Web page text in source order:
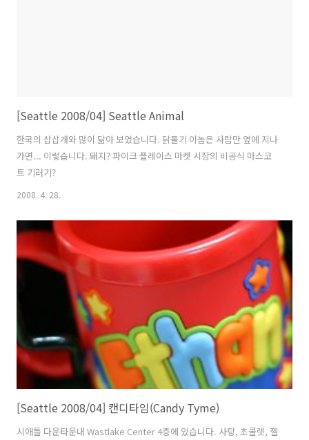
[Seattle 2008/04] Seattle Animal
한국의 삽삽개와 많이 닮아 보였습니다. 닭둘기 이놈은 사람만 옆에 지나
가면... 이렇습니다. 돼지? 파이크 플레이스 마켓 시장의 비공식 마스코
트 기러기?
2008. 4. 28.
[Seattle 2008/04] 캔디타임(Candy Tyme)
시애틀 다운타운내 Wastlake Center 4층에 있습니다. 사탕, 초콜렛, 젤